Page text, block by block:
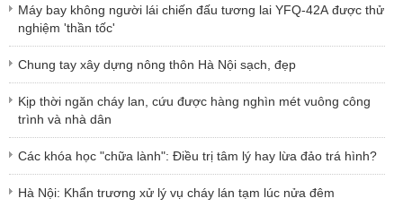
Máy bay không người lái chiến đấu tương lai YFQ-42A được thử
nghiệm 'thần tốc'
Chung tay xây dựng nông thôn Hà Nội sạch, đẹp
Kịp thời ngăn cháy lan, cứu được hàng nghìn mét vuông công
trình và nhà dân
Các khóa học "chữa lành": Điều trị tâm lý hay lừa đảo trá hình?
Hà Nội: Khẩn trương xử lý vụ cháy lán tạm lúc nửa đêm